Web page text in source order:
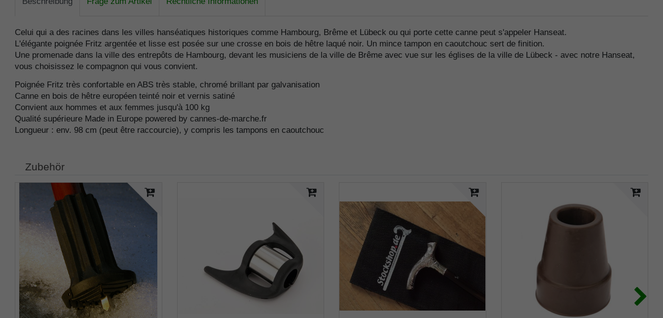
Celui qui a des racines dans les villes hanséatiques historiques comme Hambourg, Brême et Lübeck ou qui porte cette canne peut s'appeler Hanseat.
L'élégante poignée Fritz argentée et lisse est posée sur une crosse en bois de hêtre laqué noir. Un mince tampon en caoutchouc sert de finition.
Une promenade dans la ville des entrepôts de Hambourg, devant les musiciens de la ville de Brême avec vue sur les églises de la ville de Lübeck - avec notre Hanseat,
vous choisissez le compagnon qui vous convient.
Poignée Fritz très confortable en ABS très stable, chromé brillant par galvanisation
Canne en bois de hêtre européen teinté noir et vernis satiné
Convient aux hommes et aux femmes jusqu'à 100 kg
Qualité supérieure Made in Europe powered by cannes-de-marche.fr
Longueur : env. 98 cm (peut être raccourcie), y compris les tampons en caoutchouc
Zubehör